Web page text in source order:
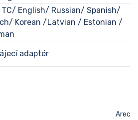
English/ Russian/ Spanish/
Korean /Latvian / Estonian /
adaptér
Arec